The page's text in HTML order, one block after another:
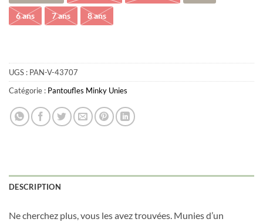
6 ans 7 ans 8 ans
UGS : PAN-V-43707
Catégorie : Pantoufles Minky Unies
DESCRIPTION
Ne cherchez plus, vous les avez trouvées. Munies d’un
Obtenez 10% de rabais
Courriel